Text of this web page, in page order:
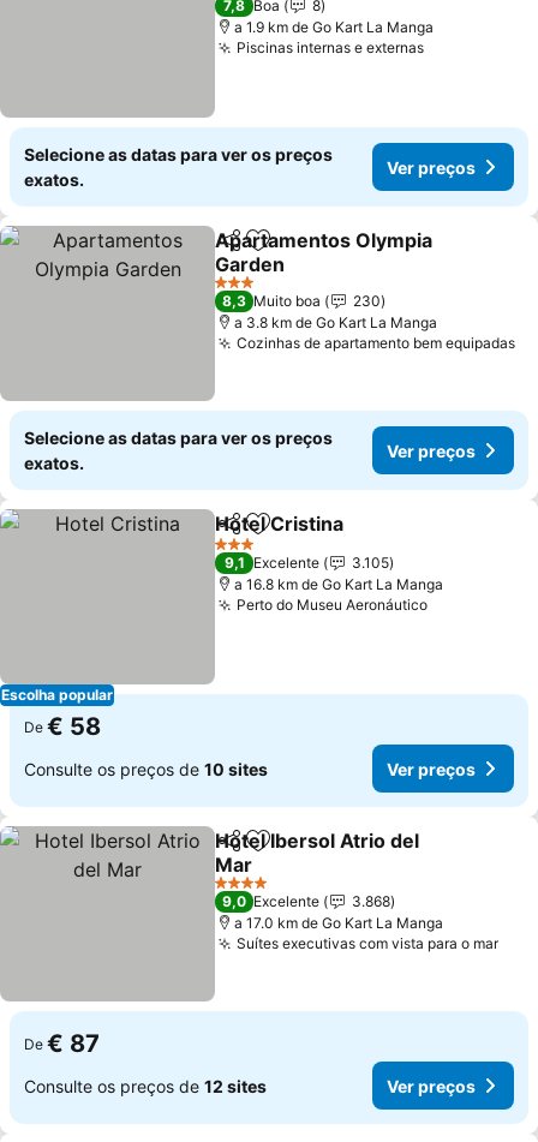
Ver preços
7,8 Boa
8
a 1.9 km de Go Kart La Manga
Piscinas internas e externasVer preços
Selecione as datas para ver os preços
exatos.
Ver preços
PartilharAdicionar aos favoritos
Apartamentos Olympia
Garden
Ver preços
3 Estrelas
8,3 Muito boa
230
a 3.8 km de Go Kart La Manga
Cozinhas de apartamento bem equipadas
Selecione as datas para ver os preços
exatos.
Ver preços
Escolha popular
PartilharAdicionar aos favoritos
Hotel Cristina
3 Estrelas
9,1 Excelente
3.105
a 16.8 km de Go Kart La Manga
Perto do Museu AeronáuticoVer preços
De € 58
Consulte os preços de 10 sites Ver preços
PartilharAdicionar aos favoritos
Hotel Ibersol Atrio del
Mar
Ver preços
4 Estrelas
9,0 Excelente
3.868
a 17.0 km de Go Kart La Manga
Suítes executivas com vista para o marVer
De € 87
Consulte os preços de 12 sites Ver preços